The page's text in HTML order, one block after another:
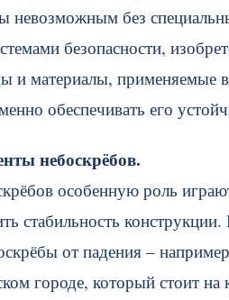
невозможным без
безопасности,
и материалы, применяемые
обеспечивать его
небоскрёбов.
особенную роль
стабильность
от падения –
городе, который стоит